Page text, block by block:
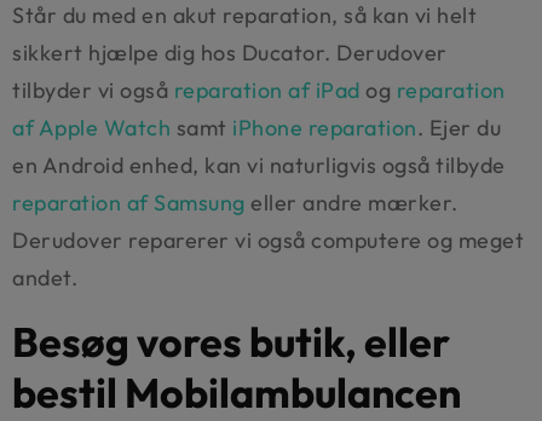
Står du med en akut reparation, så kan vi helt
sikkert hjælpe dig hos Ducator. Derudover
tilbyder vi også reparation af iPad og reparation
af Apple Watch samt iPhone reparation. Ejer du
en Android enhed, kan vi naturligvis også tilbyde
reparation af Samsung eller andre mærker.
Derudover reparerer vi også computere og meget
andet.
Besøg vores butik, eller
bestil Mobilambulancen